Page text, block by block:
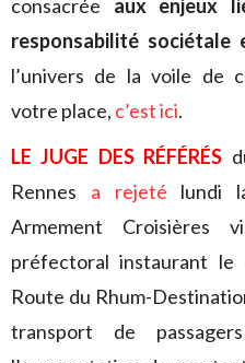
consacrée aux enjeux
responsabilité sociétale
l’univers de la voile de
votre place, c’est ici.
LE JUGE DES RÉFÉRÉS
Rennes a rejeté lundi
Armement Croisières
préfectoral instaurant
Route du Rhum-
transport de